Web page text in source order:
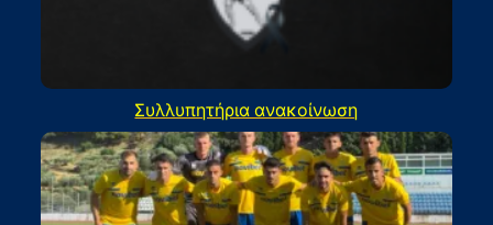
Συλλυπητήρια ανακοίνωση